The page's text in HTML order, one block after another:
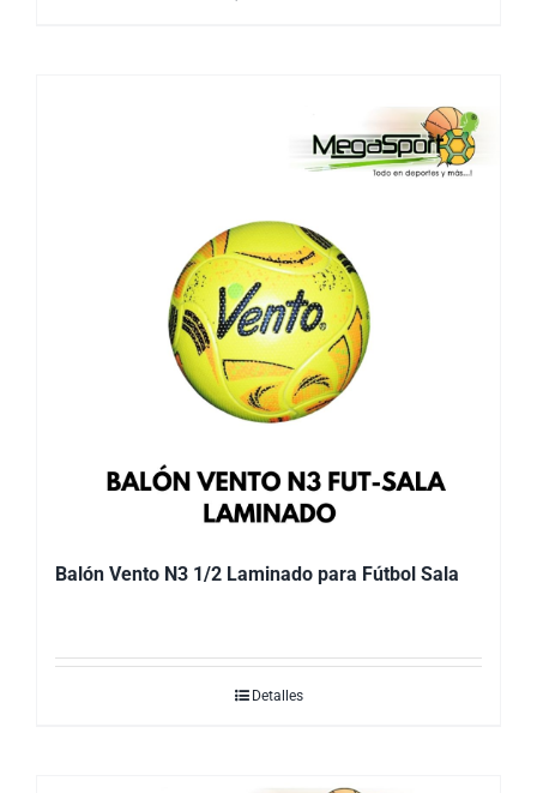
Balón Vento N3 1/2 Laminado para Fútbol Sala
Detalles